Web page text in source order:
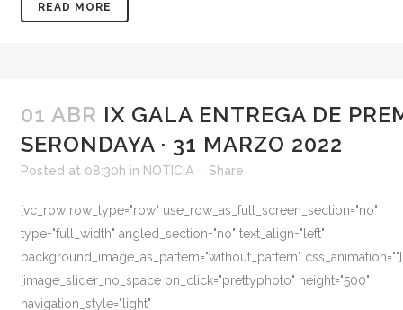
READ MORE
01 ABR IX GALA ENTREGA DE
SERONDAYA · 31 MARZO 2022
Posted at 08:30h in NOTICIA Share
[vc_row row_type="row" use_row_as_full_screen_section="no"
type="full_width" angled_section="no" text_align="left"
background_image_as_pattern="without_pattern"
[image_slider_no_space on_click="prettyphoto" height="500"
navigation_style="light"